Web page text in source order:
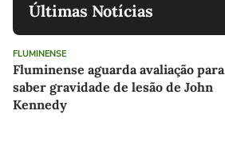
Últimas Notícias
FLUMINENSE
Fluminense aguarda avaliação para
saber gravidade de lesão de John
Kennedy